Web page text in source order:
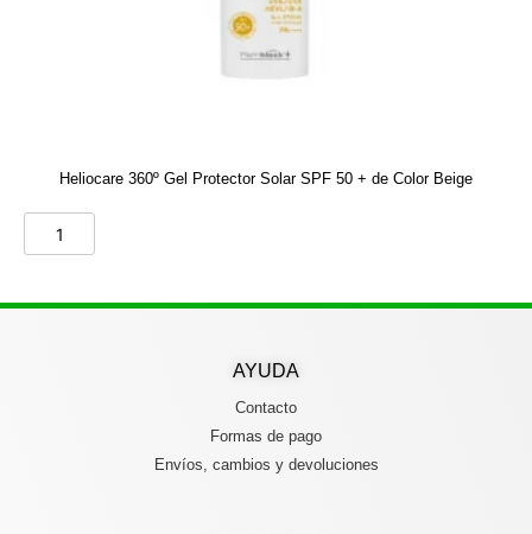
Heliocare 360º Gel Protector Solar SPF 50 + de Color Beige
AYUDA
Contacto
Formas de pago
Envíos, cambios y devoluciones